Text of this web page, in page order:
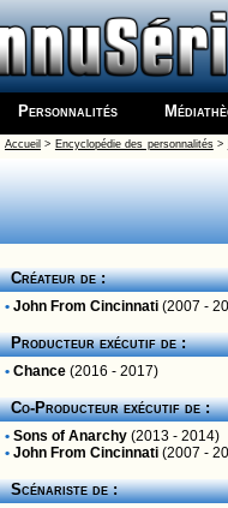
Personnalités
Accueil > Encyclopédie des personnalités>
Créateur de :
• John From Cincinnati (2007 -
Producteur exécutif de :
• Chance (2016 - 2017)
Co-Producteur exécutif de :
• Sons of Anarchy (2013 - 2014)
• John From Cincinnati (2007 -
Scénariste de :